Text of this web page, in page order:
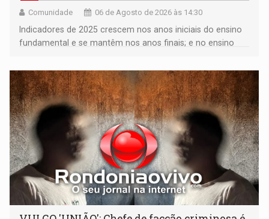
Comunidade 06 de Agosto de 2026 às 14:30
Indicadores de 2025 crescem nos anos iniciais do ensino
fundamental e se mantêm nos anos finais; e no ensino